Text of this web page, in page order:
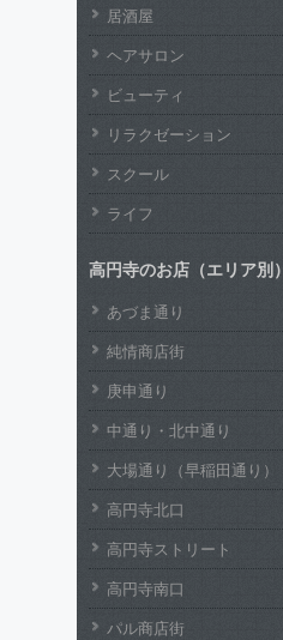
居酒屋
ヘアサロン
ビューティ
リラクゼーション
スクール
ライフ
高円寺のお店（エリア別）
あづま通り
純情商店街
庚申通り
中通り・北中通り
大場通り（早稲田通り）
高円寺北口
高円寺ストリート
高円寺南口
パル商店街